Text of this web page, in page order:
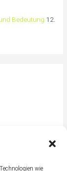
wie
Bedeutung 12.